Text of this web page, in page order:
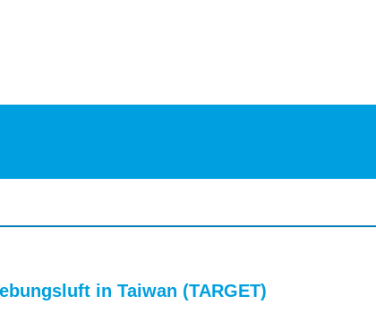
in Taiwan (TARGET)